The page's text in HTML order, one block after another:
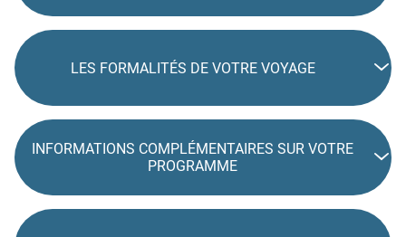
LES FORMALITÉS DE VOTRE VOYAGE
INFORMATIONS COMPLÉMENTAIRES SUR VOTRE
PROGRAMME